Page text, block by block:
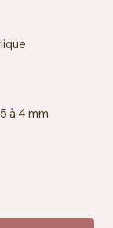
à 4 mm